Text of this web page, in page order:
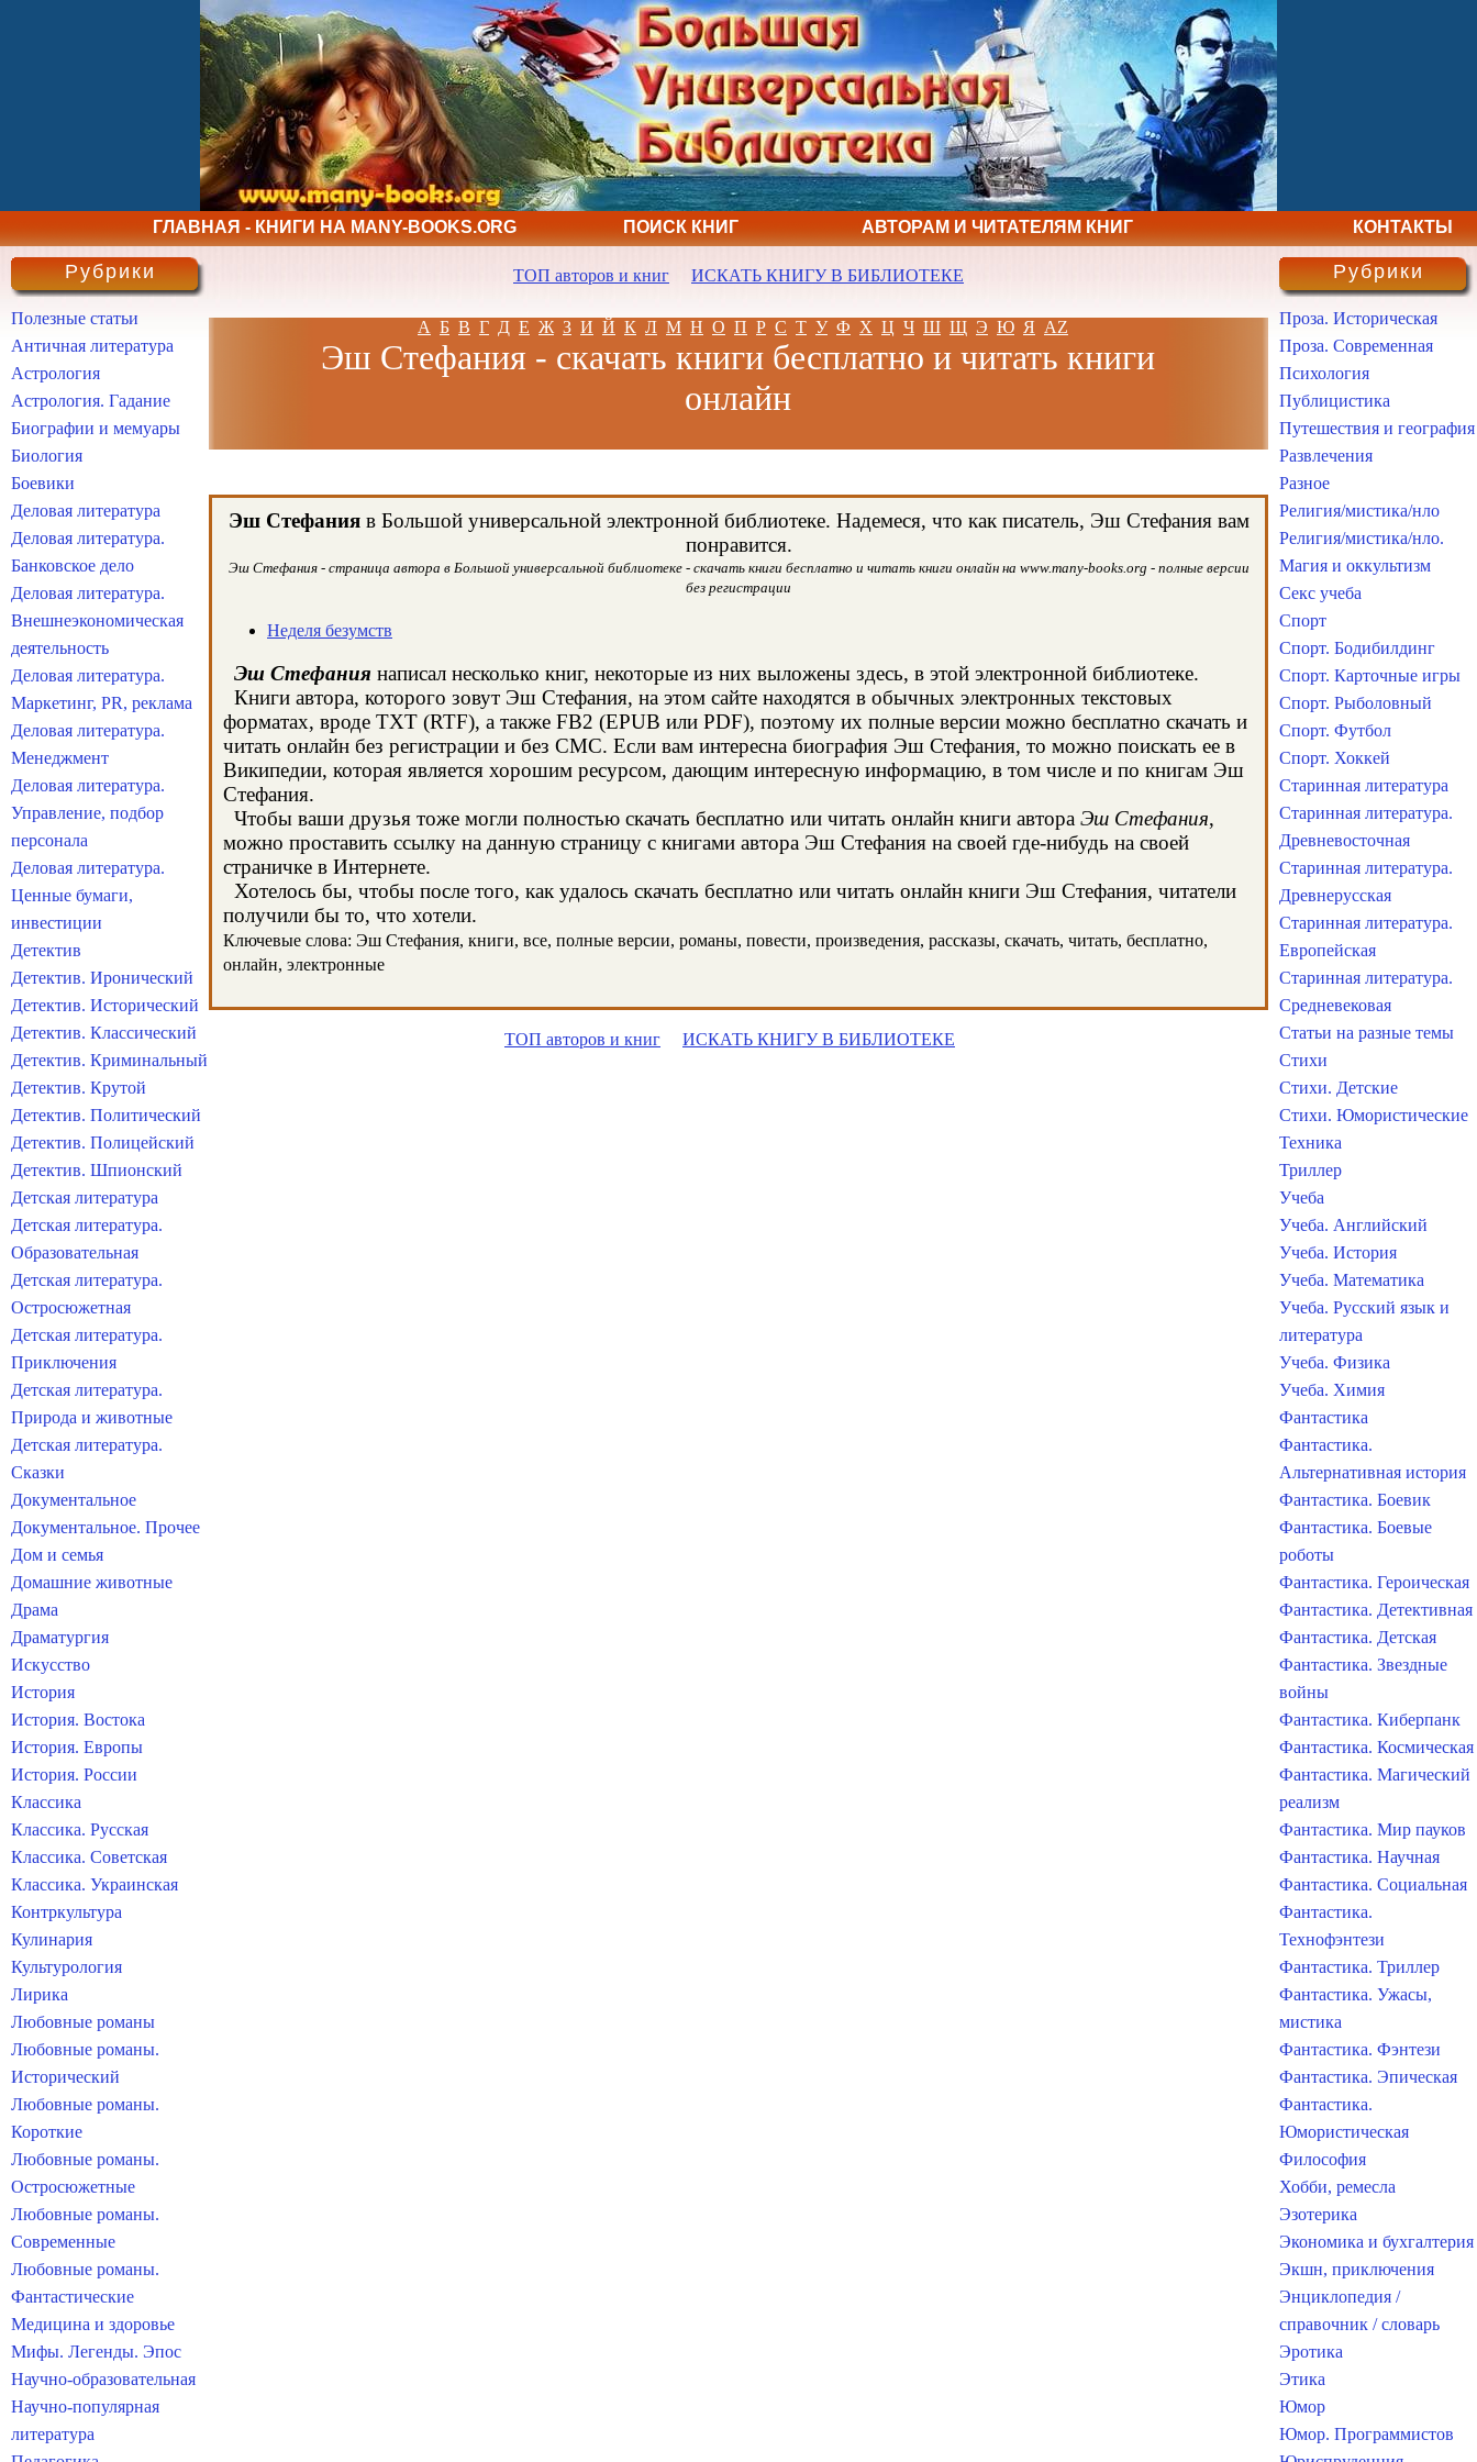
ГЛАВНАЯ - КНИГИ НА MANY-BOOKS.ORG ПОИСК КНИГ АВТОРАМ И ЧИТАТЕЛЯМ КНИГ КОНТАКТЫ
ТОП авторов и книг ИСКАТЬ КНИГУ В БИБЛИОТЕКЕ
А Б В Г Д Е Ж З И Й К Л М Н О П Р С Т У Ф Х Ц Ч Ш Щ Э Ю Я AZ
Эш Стефания - скачать книги бесплатно и читать книги
онлайн
Эш Стефанияв Большой универсальной электронной библиотеке. Надемеся, что как писатель, Эш Стефания вам
понравится.
Эш Стефания - страница автора в Большой универсальной библиотеке - скачать книги бесплатно и читать книги онлайн на www.many-books.org - полные версии
без регистрации
Неделя безумств
Эш Стефания написал несколько книг, некоторые из них выложены здесь, в этой электронной библиотеке.
Книги автора, которого зовут Эш Стефания, на этом сайте находятся в обычных электронных текстовых
форматах, вроде TXT (RTF), а также FB2 (EPUB или PDF), поэтому их полные версии можно бесплатно скачать и
читать онлайн без регистрации и без СМС. Если вам интересна биография Эш Стефания, то можно поискать ее в
Википедии, которая является хорошим ресурсом, дающим интересную информацию, в том числе и по книгам Эш
Стефания.
Чтобы ваши друзья тоже могли полностью скачать бесплатно или читать онлайн книги автора Эш Стефания,
можно проставить ссылку на данную страницу с книгами автора Эш Стефания на своей где-нибудь на своей
страничке в Интернете.
Хотелось бы, чтобы после того, как удалось скачать бесплатно или читать онлайн книги Эш Стефания, читатели
получили бы то, что хотели.
Ключевые слова: Эш Стефания, книги, все, полные версии, романы, повести, произведения, рассказы, скачать, читать, бесплатно,
онлайн, электронные
ТОП авторов и книг ИСКАТЬ КНИГУ В БИБЛИОТЕКЕ
Рубрики
Полезные статьи
Античная литература
Астрология
Астрология. Гадание
Биографии и мемуары
Биология
Боевики
Деловая литература
Деловая литература.
Банковское дело
Деловая литература.
Внешнеэкономическая
деятельность
Деловая литература.
Маркетинг, PR, реклама
Деловая литература.
Менеджмент
Деловая литература.
Управление, подбор
персонала
Деловая литература.
Ценные бумаги,
инвестиции
Детектив
Детектив. Иронический
Детектив. Исторический
Детектив. Классический
Детектив. Криминальный
Детектив. Крутой
Детектив. Политический
Детектив. Полицейский
Детектив. Шпионский
Детская литература
Детская литература.
Образовательная
Детская литература.
Остросюжетная
Детская литература.
Приключения
Детская литература.
Природа и животные
Детская литература.
Сказки
Документальное
Документальное. Прочее
Дом и семья
Домашние животные
Драма
Драматургия
Искусство
История
История. Востока
История. Европы
История. России
Классика
Классика. Русская
Классика. Советская
Классика. Украинская
Контркультура
Кулинария
Культурология
Лирика
Любовные романы
Любовные романы.
Исторический
Любовные романы.
Короткие
Любовные романы.
Остросюжетные
Любовные романы.
Современные
Любовные романы.
Фантастические
Медицина и здоровье
Мифы. Легенды. Эпос
Научно-образовательная
Научно-популярная
литература
Рубрики
Проза. Историческая
Проза. Современная
Психология
Публицистика
Путешествия и география
Развлечения
Разное
Религия/мистика/нло
Религия/мистика/нло.
Магия и оккультизм
Секс учеба
Спорт
Спорт. Бодибилдинг
Спорт. Карточные игры
Спорт. Рыболовный
Спорт. Футбол
Спорт. Хоккей
Старинная литература
Старинная литература.
Древневосточная
Старинная литература.
Древнерусская
Старинная литература.
Европейская
Старинная литература.
Средневековая
Статьи на разные темы
Стихи
Стихи. Детские
Стихи. Юмористические
Техника
Триллер
Учеба
Учеба. Английский
Учеба. История
Учеба. Математика
Учеба. Русский язык и
литература
Учеба. Физика
Учеба. Химия
Фантастика
Фантастика.
Альтернативная история
Фантастика. Боевик
Фантастика. Боевые
роботы
Фантастика. Героическая
Фантастика. Детективная
Фантастика. Детская
Фантастика. Звездные
войны
Фантастика. Киберпанк
Фантастика. Космическая
Фантастика. Магический
реализм
Фантастика. Мир пауков
Фантастика. Научная
Фантастика. Социальная
Фантастика.
Технофэнтези
Фантастика. Триллер
Фантастика. Ужасы,
мистика
Фантастика. Фэнтези
Фантастика. Эпическая
Фантастика.
Юмористическая
Философия
Хобби, ремесла
Эзотерика
Экономика и бухгалтерия
Экшн, приключения
Энциклопедия /
справочник / словарь
Эротика
Этика
Юмор
Юмор. Программистов